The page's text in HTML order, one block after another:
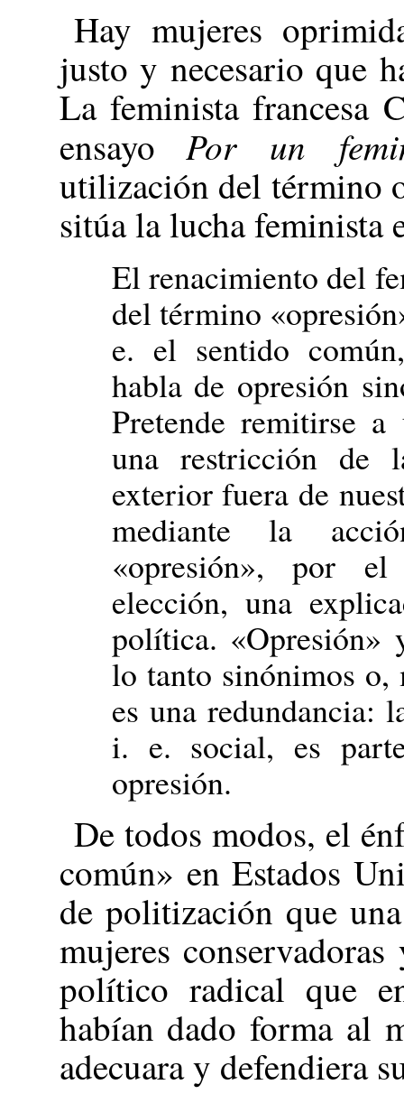
Hay mujeres
justo y necesario que
La feminista francesa
ensayo Por un
utilización del término
sitúa la lucha
El renacimiento del
del término
e. el sentido
habla de opresión
Pretende remitirse
una restricción de
exterior fuera de
mediante la
«opresión», por
elección, una
política. «Opresión»
lo tanto sinónimos o,
es una redundancia:
i. e. social, es
opresión.
De todos modos, el
común» en Estados
de politización que
mujeres
político radical que
habían dado forma al
adecuara y defendiera